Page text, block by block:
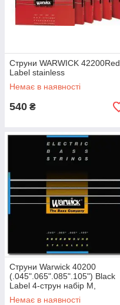
Струни WARWICK 42200Red
Label stainless
Немає в наявності
540 ₴
Струни Warwick 40200
(.045".065".085".105") Black
Label 4-струн набір M,
ручн.робота, сталь
Немає в наявності